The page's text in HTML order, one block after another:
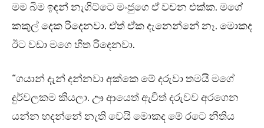
මම බිම ඉඳන් නැගිට්ටෙ මංජුගෙ ඒ වචන එක්ක. මගේ
කකුල් දෙක රිදෙනවා. ඒත් ඒක දැනෙන්නේ නෑ. මොකද
ඊට වඩා මගෙ හිත රිදෙනවා.
“ගයාන් දැන් දන්නවා අක්කෙ මේ දරුවා තමයි මගේ
දුර්වලකම කියලා. ඌ ආයෙත් ඇවිත් දරුවව අරගෙන
යන්න හදන්නේ නැති වෙයි මොකද මේ රටෙ නීතිය